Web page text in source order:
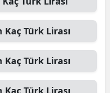
Kaç Türk Lirası
Kaç Türk Lirası
Kaç Türk Lirası